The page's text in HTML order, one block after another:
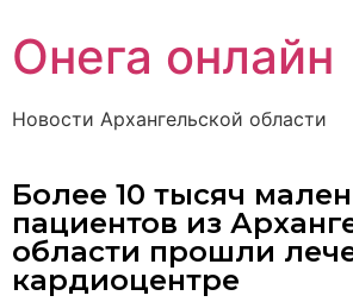
Онега онлайн
Новости Архангельской области
Более 10 тысяч
пациентов из
области прошли
кардиоцентре